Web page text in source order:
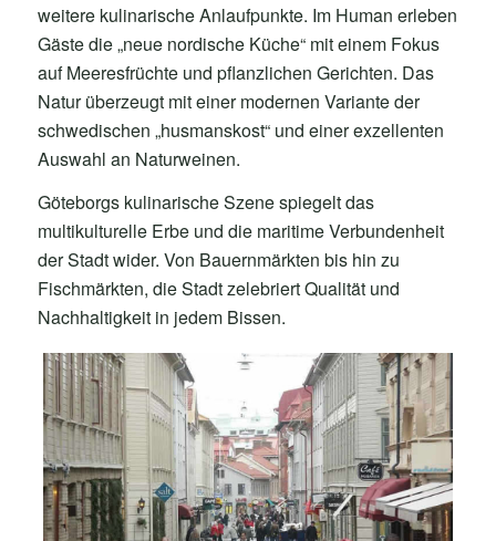
weitere kulinarische Anlaufpunkte. Im Human erleben
Gäste die „neue nordische Küche“ mit einem Fokus
auf Meeresfrüchte und pflanzlichen Gerichten. Das
Natur überzeugt mit einer modernen Variante der
schwedischen „husmanskost“ und einer exzellenten
Auswahl an Naturweinen.
Göteborgs kulinarische Szene spiegelt das
multikulturelle Erbe und die maritime Verbundenheit
der Stadt wider. Von Bauernmärkten bis hin zu
Fischmärkten, die Stadt zelebriert Qualität und
Nachhaltigkeit in jedem Bissen.